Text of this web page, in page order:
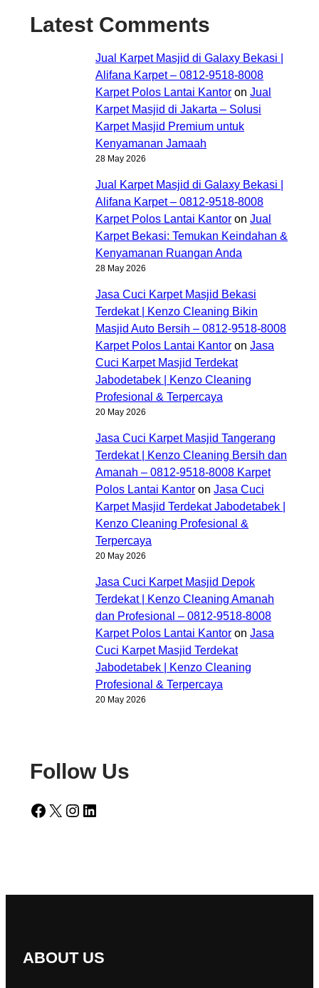
Latest Comments
Jual Karpet Masjid di Galaxy Bekasi |
Alifana Karpet – 0812-9518-8008
Karpet Polos Lantai Kantor on Jual
Karpet Masjid di Jakarta – Solusi
Karpet Masjid Premium untuk
Kenyamanan Jamaah
28 May 2026
Jual Karpet Masjid di Galaxy Bekasi |
Alifana Karpet – 0812-9518-8008
Karpet Polos Lantai Kantor on Jual
Karpet Bekasi: Temukan Keindahan &
Kenyamanan Ruangan Anda
28 May 2026
Jasa Cuci Karpet Masjid Bekasi
Terdekat | Kenzo Cleaning Bikin
Masjid Auto Bersih – 0812-9518-8008
Karpet Polos Lantai Kantor on Jasa
Cuci Karpet Masjid Terdekat
Jabodetabek | Kenzo Cleaning
Profesional & Terpercaya
20 May 2026
Jasa Cuci Karpet Masjid Tangerang
Terdekat | Kenzo Cleaning Bersih dan
Amanah – 0812-9518-8008 Karpet
Polos Lantai Kantor on Jasa Cuci
Karpet Masjid Terdekat Jabodetabek |
Kenzo Cleaning Profesional &
Terpercaya
20 May 2026
Jasa Cuci Karpet Masjid Depok
Terdekat | Kenzo Cleaning Amanah
dan Profesional – 0812-9518-8008
Karpet Polos Lantai Kantor on Jasa
Cuci Karpet Masjid Terdekat
Jabodetabek | Kenzo Cleaning
Profesional & Terpercaya
20 May 2026
Follow Us
Facebook X Instagram LinkedIn
ABOUT US